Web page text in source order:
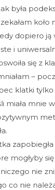
była
koło
dopiero ją
i
się z
–
klatki tylko
miała mnie
mogłyby
nie
co nie